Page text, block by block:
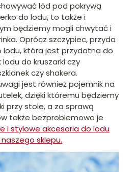
lód pod pokrywą
do lodu, to także i
będziemy mogli chwytać i
Oprócz szczypiec, przyda
lodu, która jest przydatna do
do kruszarki czy
czy shakera.
jest również pojemnik na
dzięki któremu będziemy
przy stole, a za sprawą
także bezproblemowo je
i stylowe akcesoria do lodu
sklepu.